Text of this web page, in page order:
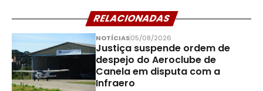
RELACIONADAS
NOTÍCIAS05/08/2026
Justiça suspende ordem de
despejo do Aeroclube de
Canela em disputa com a
Infraero